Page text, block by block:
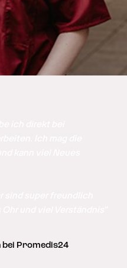
bei Promedis24